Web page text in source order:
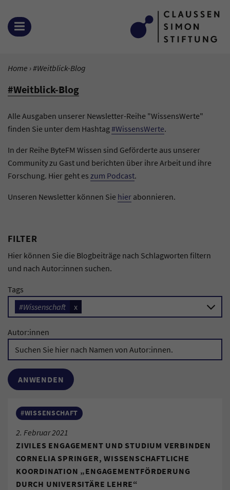
Zum Inhalt springen
MENÜ ÖFFNEN
SIE BEFINDEN SICH HIER:
Home Aktuelle Seite:
#Weitblick-Blog
#Weitblick-Blog
Alle Ausgaben unserer Newsletter-Reihe "WissensWerte"
finden Sie unter dem Hashtag#WissensWerte.
In der Reihe ByteFM Wissen sind Geförderte aus unserer
Community zu Gast und berichten über ihre Arbeit und ihre
Forschung. Hier geht es zum Podcast.
Unseren Newsletter können Sie hier abonnieren.
FILTER
Hier können Sie die Blogbeiträge nach Schlagworten filtern
und nach Autor:innen suchen.
Tags
#Wissenschaft
x
Autor:innen
#WISSENSCHAFT
2. Februar 2021
ZIVILES ENGAGEMENT UND STUDIUM VERBINDEN
CORNELIA SPRINGER, WISSENSCHAFTLICHE
KOORDINATION „ENGAGEMENTFÖRDERUNG
DURCH UNIVERSITÄRE LEHRE“